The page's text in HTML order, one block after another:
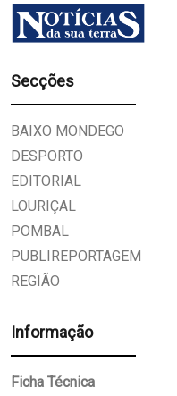
Secções
BAIXO MONDEGO
DESPORTO
EDITORIAL
LOURIÇAL
POMBAL
PUBLIREPORTAGEM
REGIÃO
Informação
Ficha Técnica